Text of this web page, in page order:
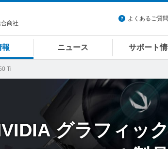
商社
よくあるご質問
報 ニュース サポート
Ti
グラフィッ